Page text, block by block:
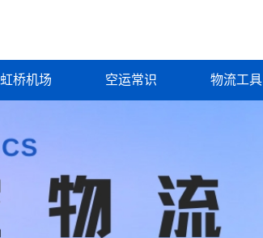
虹桥机场 空运常识 物流工具